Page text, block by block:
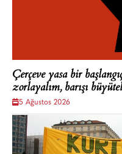
Çerçeve yasa bir
zorlayalım, barışı
5 Ağustos 2026